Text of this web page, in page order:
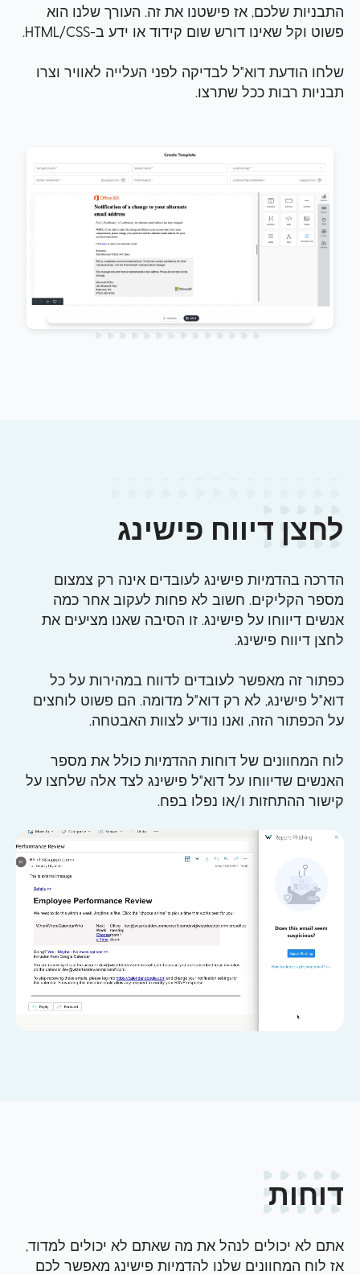
התבניות שלכם, אז פישטנו את זה. העורך שלנו הוא
פשוט וקל שאינו דורש שום קידוד או ידע ב-HTML/CSS.
שלחו הודעת דוא"ל לבדיקה לפני העלייה לאוויר וצרו
תבניות רבות ככל שתרצו.
לחצן דיווח פישינג
הדרכה בהדמיות פישינג לעובדים אינה רק צמצום
מספר הקליקים. חשוב לא פחות לעקוב אחר כמה
אנשים דיווחו על פישינג. זו הסיבה שאנו מציעים את
לחצן דיווח פישינג.
כפתור זה מאפשר לעובדים לדווח במהירות על כל
דוא"ל פישינג, לא רק דוא"ל מדומה. הם פשוט לוחצים
על הכפתור הזה, ואנו נודיע לצוות האבטחה.
לוח המחוונים של דוחות ההדמיות כולל את מספר
האנשים שדיווחו על דוא"ל פישינג לצד אלה שלחצו על
קישור ההתחזות ו/או נפלו בפח.
דוחות
אתם לא יכולים לנהל את מה שאתם לא יכולים למדוד,
אז לוח המחוונים שלנו להדמיות פישינג מאפשר לכם